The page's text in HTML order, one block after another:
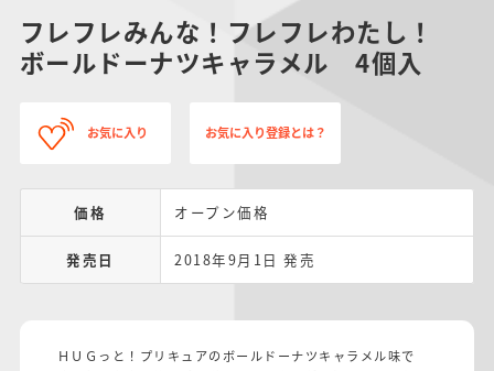
フレフレみんな！フレフレわたし！
ボールドーナツキャラメル 4個入
お気に入り お気に入り登録とは？
価格 オープン価格
発売日 2018年9月1日 発売
ＨＵＧっと！プリキュアのボールドーナツキャラメル味で